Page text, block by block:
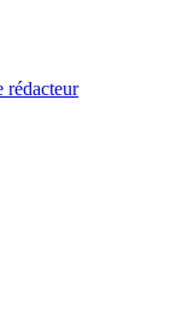
rédacteur